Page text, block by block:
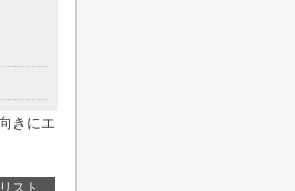
きにエ
スト